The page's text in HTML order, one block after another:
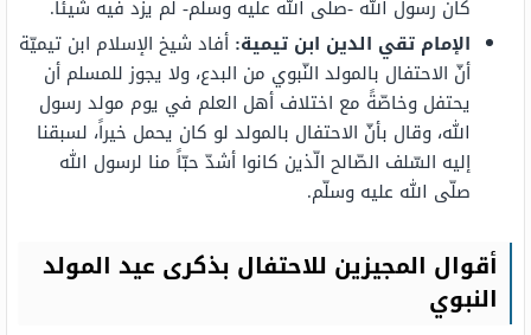
كان رسول الله -صلى الله عليه وسلّم- لم يزد فيه شيئًا.
الإمام تقي الدين ابن تيمية: أفاد شيخ الإسلام ابن تيميّة
أنّ الاحتفال بالمولد النّبوي من البدع، ولا يجوز للمسلم أن
يحتفل وخاصّةً مع اختلاف أهل العلم في يوم مولد رسول
الله، وقال بأنّ الاحتفال بالمولد لو كان يحمل خيراً، لسبقنا
إليه السّلف الصّالح الّذين كانوا أشدّ حبّاً منا لرسول الله
صلّى الله عليه وسلّم.
أقوال المجيزين للاحتفال بذكرى عيد المولد
النبوي